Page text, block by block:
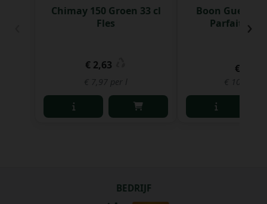
Chimay 150 Groen 33 cl
Fles
€ 2,63
€ 7,97 per l
Boon Gueuze
Parfait 75
€ 7,81
€ 10,42
›
BEDRIJF